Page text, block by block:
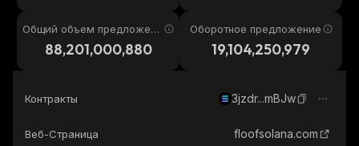
Общий объем предложени
88,201,000,880
Оборотное предложение
19,104,250,979
Контракты 3jzdr...mBJw
Веб-Страница floofsolana.com